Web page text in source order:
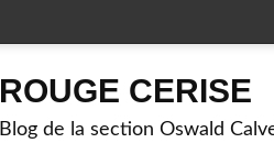
ROUGE CERISE
Blog de la section Oswald